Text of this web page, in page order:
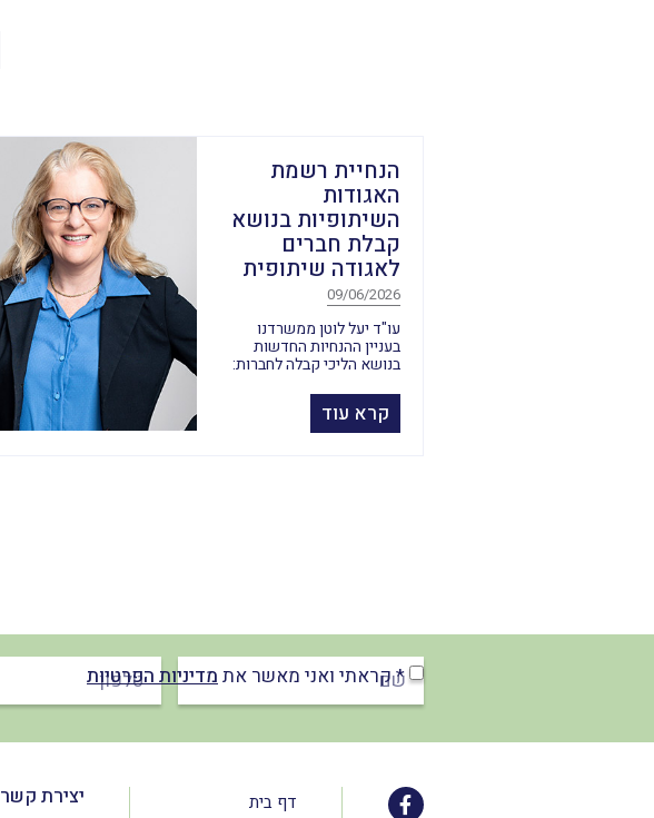
הנחיית רשמת
האגודות
השיתופיות בנושא
קבלת חברים
לאגודה שיתופית
09/06/2026
עו"ד יעל לוטן ממשרדנו
בעניין ההנחיות החדשות
בנושא הליכי קבלה לחברות:
קרא עוד
* קראתי ואני מאשר את מדיניות הפרטיות
דף בית יצירת קשר